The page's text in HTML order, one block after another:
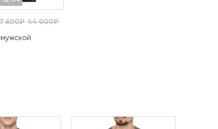
600₽ 44 000₽